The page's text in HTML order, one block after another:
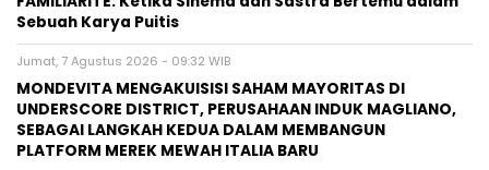
Sebuah Karya Puitis
Jumat, 7 Agustus 2026 - 09:32 WIB
MONDEVITA MENGAKUISISI SAHAM MAYORITAS DI
UNDERSCORE DISTRICT, PERUSAHAAN INDUK MAGLIANO,
SEBAGAI LANGKAH KEDUA DALAM MEMBANGUN
PLATFORM MEREK MEWAH ITALIA BARU